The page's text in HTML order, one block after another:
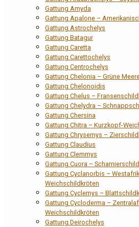
Gattung Amyda
Gattung Apalone –
Gattung Astrochelys
Gattung Batagur
Gattung Caretta
Gattung Carettochelys
Gattung Centrochelys
Gattung Chelonia – Grüne
Gattung Chelonoidis
Gattung Chelus –
Gattung Chelydra –
Gattung Chersina
Gattung Chitra – Kurzkopf-
Gattung Chrysemys –
Gattung Claudius
Gattung Clemmys
Gattung Cuora –
Gattung Cyclanorbis –
Weichschildkröten
Gattung Cyclemys –
Gattung Cycloderma –
Weichschildkröten
Gattung Deirochelys